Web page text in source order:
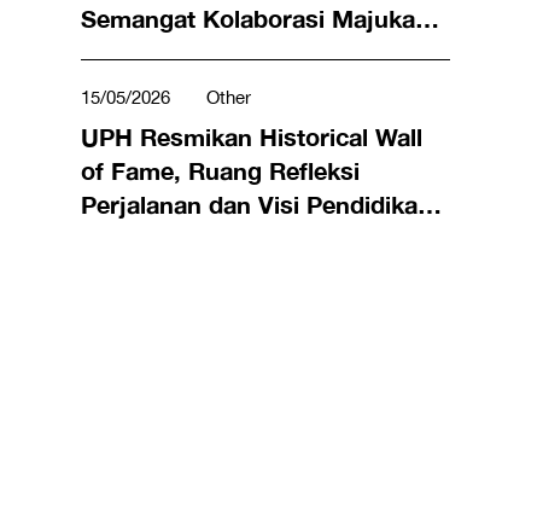
Semangat Kolaborasi Majukan
Pendidikan Tinggi Indonesia
15/05/2026 Other
UPH Resmikan Historical Wall
of Fame, Ruang Refleksi
Perjalanan dan Visi Pendidikan